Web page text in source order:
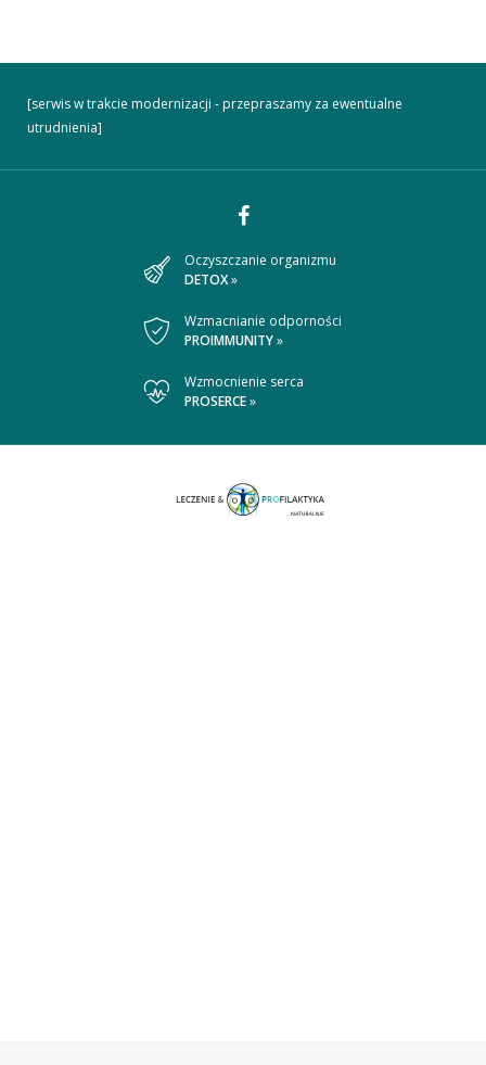
[serwis w trakcie modernizacji - przepraszamy za ewentualne
utrudnienia]
Dołącz
nas
Facebooku
Oczyszczanie organizmu
DETOX»
Wzmacnianie odporności
PROIMMUNITY»
Wzmocnienie serca
PROSERCE»